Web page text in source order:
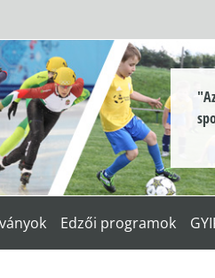
Edzői programok